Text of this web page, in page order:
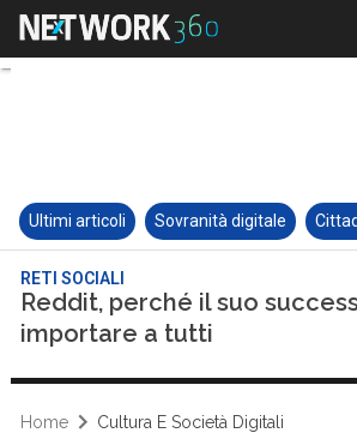
Ultimi articoli Sovranità digitale
RETI SOCIALI
Reddit, perché il suo
importare a tutti
Home Cultura E Società Digitali